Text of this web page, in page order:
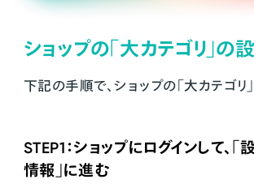
ショップの「大カテゴリ」の
下記の手順で、ショップの「大カテゴリ
STEP1：ショップにログインして、「
情報」に進む